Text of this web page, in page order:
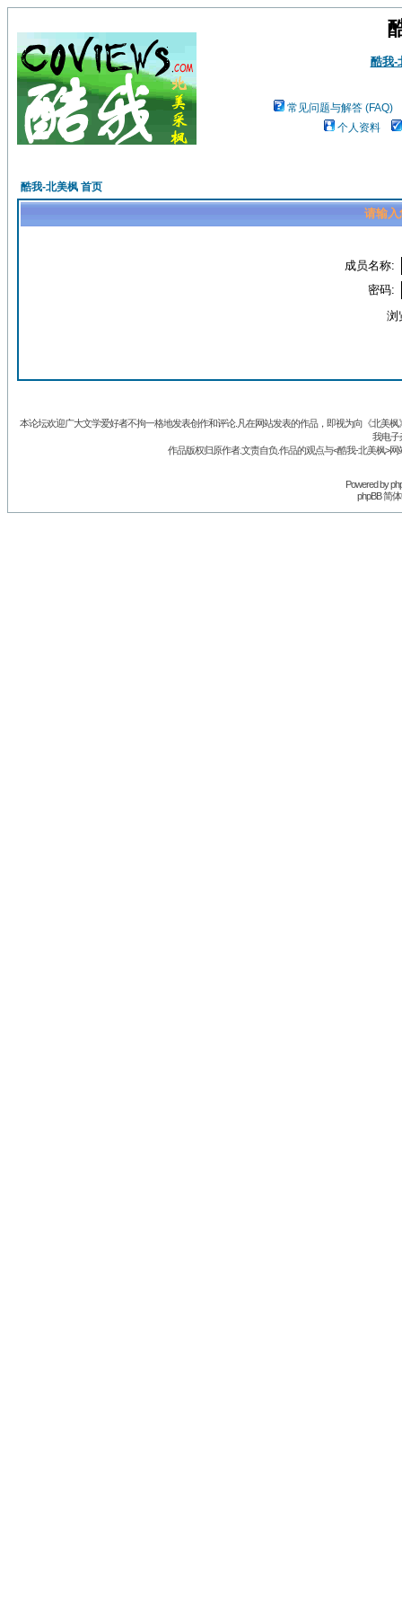
酷我-
常见问题与解答 (FAQ)
个人资料
酷我-北美枫 首页
请输入
成员名称:
密码:
浏
本论坛欢迎广大文学爱好者不拘一格地发表创作和评论.凡在网站发表的作品，即视为向《北美
我电子
作品版权归原作者.文责自负.作品的观点与<酷我-北美枫>
Powered by
phpBB 简